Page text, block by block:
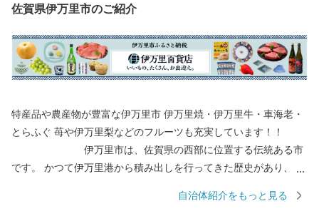
佐賀県伊万里市のご紹介
特産品や農産物が豊富な伊万里市 伊万里焼・伊万里牛・車海老・
とらふぐ 苺や伊万里梨などのフルーツも充実しています！！
です。 かつて伊万里港から積み出しを行ってきた歴史があり、伊
便利さはありませんが、心温かい人が集まり、心にゆとりある生
自治体紹介をもっと見る